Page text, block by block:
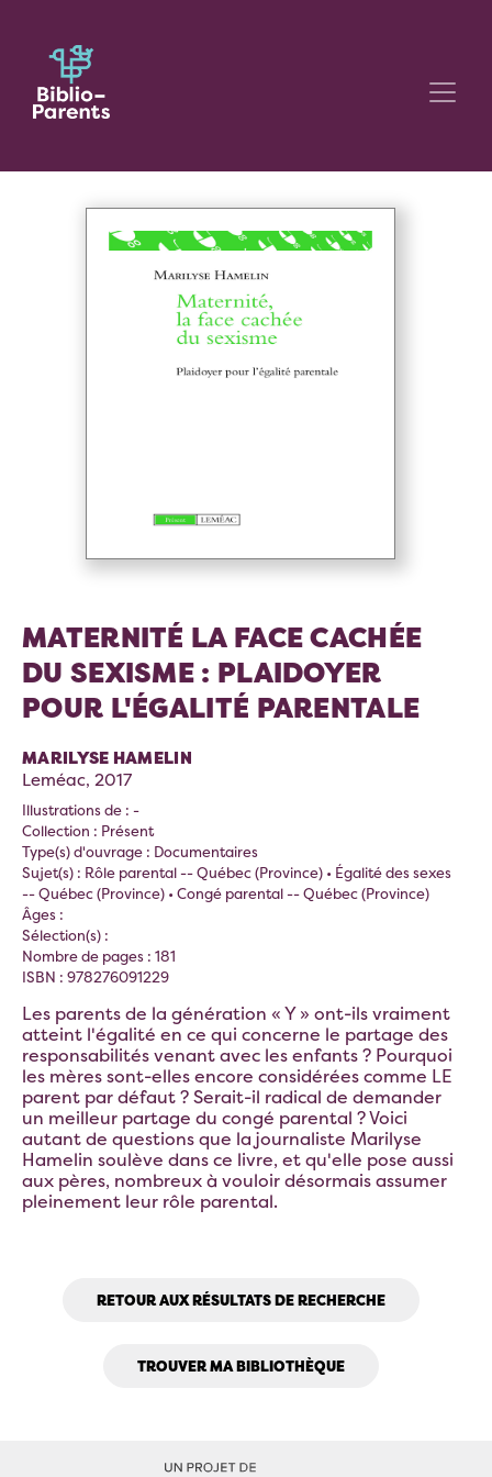
MATERNITÉ LA FACE CACHÉE
DU SEXISME : PLAIDOYER
POUR L'ÉGALITÉ PARENTALE
MARILYSE HAMELIN
Leméac, 2017
Illustrations de : -
Collection : Présent
Type(s) d'ouvrage : Documentaires
Sujet(s) : Rôle parental -- Québec (Province) • Égalité des sexes
-- Québec (Province) • Congé parental -- Québec (Province)
Âges :
Sélection(s) :
Nombre de pages : 181
ISBN : 978276091229
Les parents de la génération « Y » ont-ils vraiment
atteint l'égalité en ce qui concerne le partage des
responsabilités venant avec les enfants ? Pourquoi
les mères sont-elles encore considérées comme LE
parent par défaut ? Serait-il radical de demander
un meilleur partage du congé parental ? Voici
autant de questions que la journaliste Marilyse
Hamelin soulève dans ce livre, et qu'elle pose aussi
aux pères, nombreux à vouloir désormais assumer
pleinement leur rôle parental.
RETOUR AUX RÉSULTATS DE RECHERCHE
TROUVER MA BIBLIOTHÈQUE